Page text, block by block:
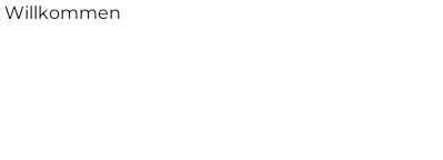
Willkommen